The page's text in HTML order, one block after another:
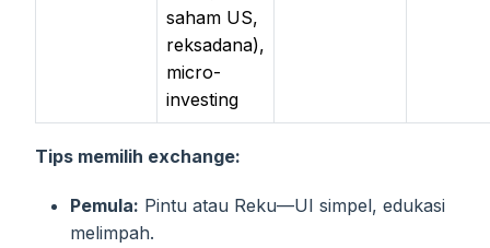
saham US,
reksadana),
micro-
investing
Tips memilih exchange:
Pemula: Pintu atau Reku—UI simpel, edukasi
melimpah.